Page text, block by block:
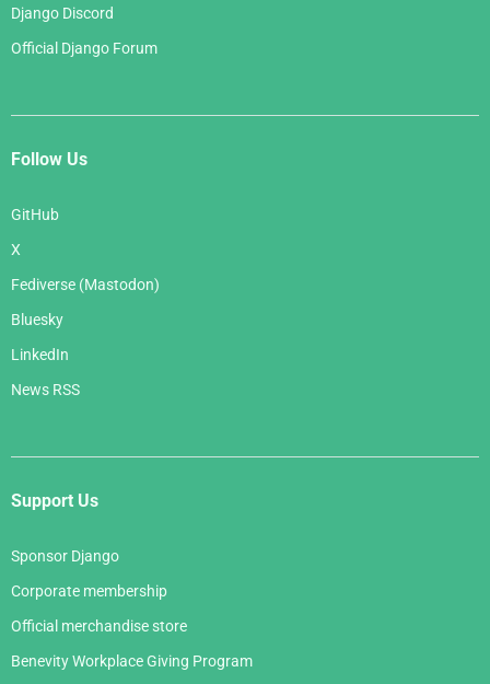
Django Discord
Official Django Forum
Follow Us
GitHub
X
Fediverse (Mastodon)
Bluesky
LinkedIn
News RSS
Support Us
Sponsor Django
Corporate membership
Official merchandise store
Benevity Workplace Giving Program